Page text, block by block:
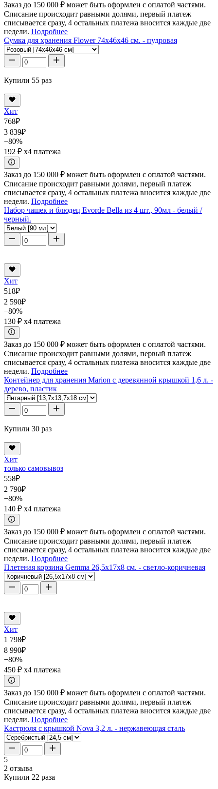
Заказ до 150 000 ₽ может быть оформлен с оплатой частями.
Списание происходит равными долями, первый платеж
списывается сразу, 4 остальных платежа вносится каждые две
недели. Подробнее
Сумка для хранения Flower 74x46x46 см. - пудровая
Купили 55 раз
Хит
768₽
3 839₽
−80%
192 ₽ x4 платежа
Заказ до 150 000 ₽ может быть оформлен с оплатой частями.
Списание происходит равными долями, первый платеж
списывается сразу, 4 остальных платежа вносится каждые две
недели. Подробнее
Набор чашек и блюдец Evorde Bella из 4 шт., 90мл - белый /
черный.
Хит
518₽
2 590₽
−80%
130 ₽ x4 платежа
Заказ до 150 000 ₽ может быть оформлен с оплатой частями.
Списание происходит равными долями, первый платеж
списывается сразу, 4 остальных платежа вносится каждые две
недели. Подробнее
Контейнер для хранения Marion с деревянной крышкой 1,6 л. -
дерево, пластик
Купили 30 раз
Хит
только самовывоз
558₽
2 790₽
−80%
140 ₽ x4 платежа
Заказ до 150 000 ₽ может быть оформлен с оплатой частями.
Списание происходит равными долями, первый платеж
списывается сразу, 4 остальных платежа вносится каждые две
недели. Подробнее
Плетеная корзина Gemma 26,5x17x8 см. - светло-коричневая
Хит
1 798₽
8 990₽
−80%
450 ₽ x4 платежа
Заказ до 150 000 ₽ может быть оформлен с оплатой частями.
Списание происходит равными долями, первый платеж
списывается сразу, 4 остальных платежа вносится каждые две
недели. Подробнее
Кастрюля с крышкой Nova 3,2 л. - нержавеющая сталь
5
2 отзыва
Купили 22 раза